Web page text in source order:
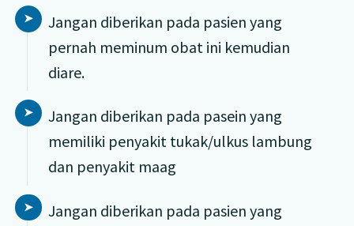
Jangan diberikan pada pasien yang
pernah meminum obat ini kemudian
diare.
Jangan diberikan pada pasein yang
memiliki penyakit tukak/ulkus lambung
dan penyakit maag
Jangan diberikan pada pasien yang